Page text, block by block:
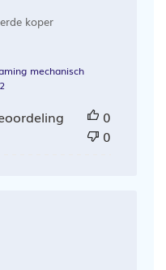
koper
mechanisch
0
0